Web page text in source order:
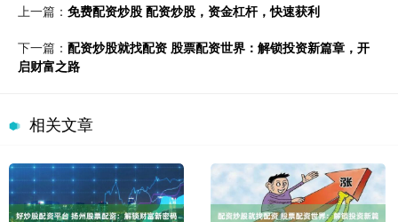
上一篇： 免费配资炒股 配资炒股，资金杠杆，快速获利
下一篇： 配资炒股就找配资 股票配资世界：解锁投资新篇章，开
启财富之路
相关文章